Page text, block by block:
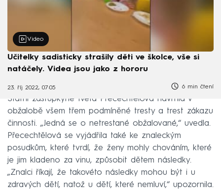
Video
Učitelky sadisticky strašily děti ve školce, vše si
natáčely. Videa jsou jako z hororu
23. říj 2022, 07:05 6 min čtení
Státní zástupkyně Iveta Přecechtělová navrhla v
obžalobě všem třem podmíněné tresty a trest zákazu
činnosti. „Jedná se o netrestané obžalované,“ uvedla.
Přecechtělová se vyjádřila také ke znaleckým
posudkům, které tvrdí, že ženy mohly chováním, které
je jim kladeno za vinu, způsobit dětem následky.
„Znalci říkají, že takovéto následky mohou být i u
zdravých dětí, natož u dětí, které nemluví,“ upozornila.